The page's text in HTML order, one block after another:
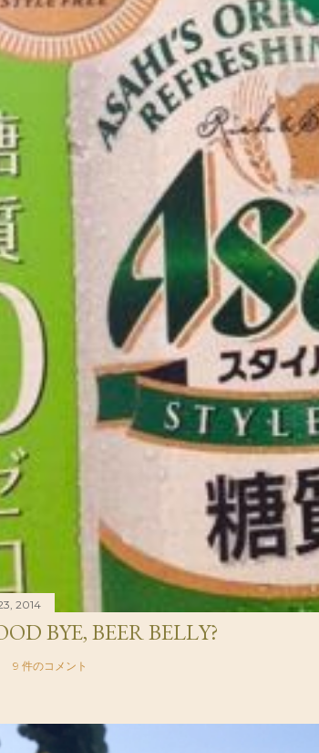
2014
BYE, BEER BELLY?
9 件のコメント